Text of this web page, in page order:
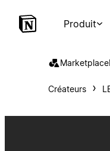
Produit
Marketplace
Créateurs